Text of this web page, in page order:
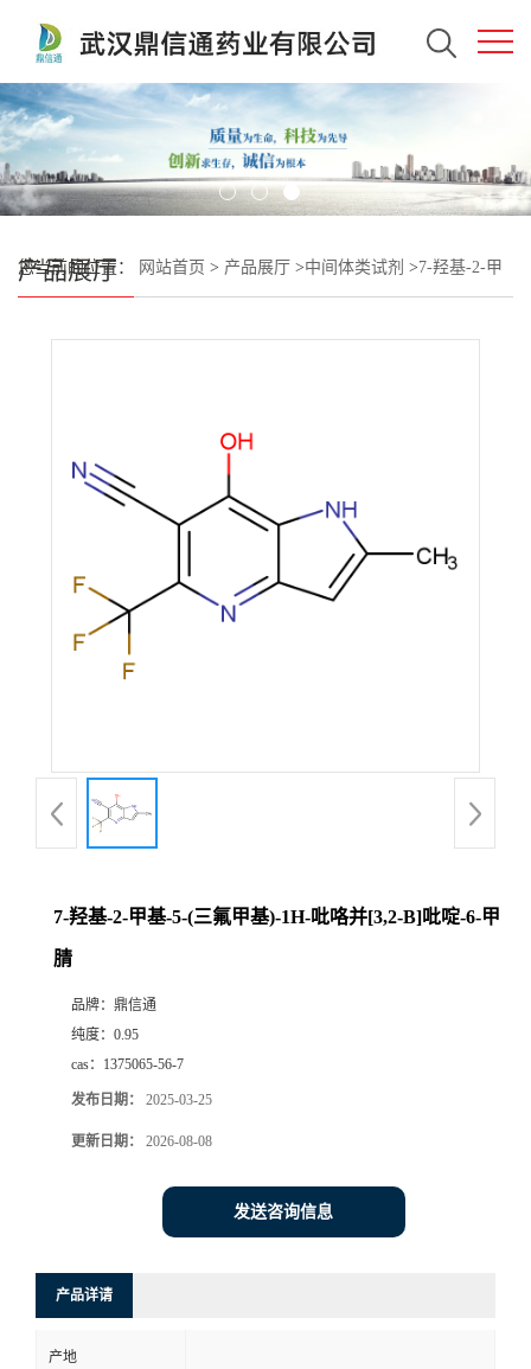
产品展厅
您当前的位置： 网站首页 > 产品展厅 >中间体类试剂 >7-羟基-2-甲
7-羟基-2-甲基-5-(三氟甲基)-1H-吡咯并[3,2-B]吡啶-6-甲
腈
品牌： 鼎信通
纯度： 0.95
cas： 1375065-56-7
发布日期： 2025-03-25
更新日期： 2026-08-08
发送咨询信息
产品详请
产地